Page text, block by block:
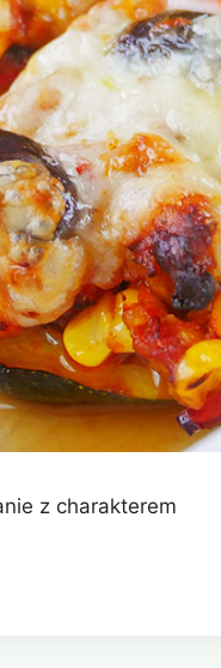
z charakterem